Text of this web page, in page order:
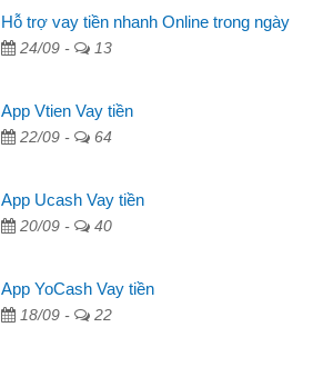
Hỗ trợ vay tiền nhanh Online trong ngày
24/09 - 13
App Vtien Vay tiền
22/09 - 64
App Ucash Vay tiền
20/09 - 40
App YoCash Vay tiền
18/09 - 22